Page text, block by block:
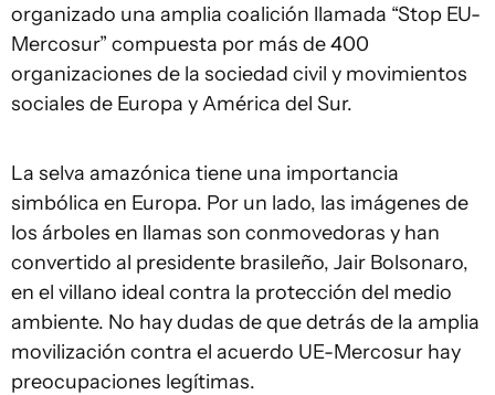
organizado una amplia coalición llamada “Stop EU-
Mercosur” compuesta por más de 400
organizaciones de la sociedad civil y movimientos
sociales de Europa y América del Sur.
La selva amazónica tiene una importancia
simbólica en Europa. Por un lado, las imágenes de
los árboles en llamas son conmovedoras y han
convertido al presidente brasileño, Jair Bolsonaro,
en el villano ideal contra la protección del medio
ambiente. No hay dudas de que detrás de la amplia
movilización contra el acuerdo UE-Mercosur hay
preocupaciones legítimas.